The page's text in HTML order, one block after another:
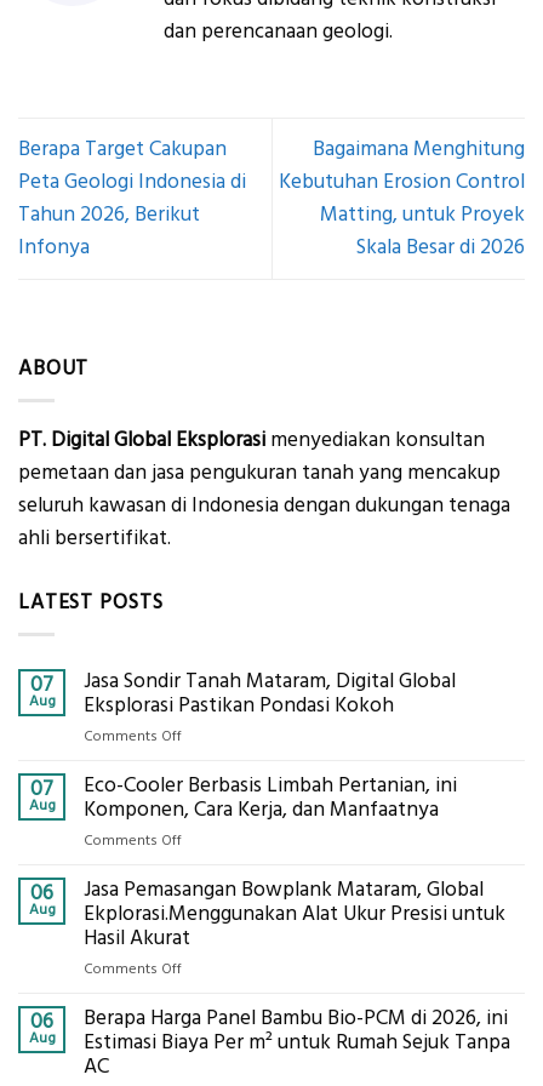
dan perencanaan geologi.
Berapa Target Cakupan
Peta Geologi Indonesia di
Tahun 2026, Berikut
Infonya
Bagaimana Menghitung
Kebutuhan Erosion Control
Matting, untuk Proyek
Skala Besar di 2026
ABOUT
PT. Digital Global Eksplorasi menyediakan konsultan
pemetaan dan jasa pengukuran tanah yang mencakup
seluruh kawasan di Indonesia dengan dukungan tenaga
ahli bersertifikat.
LATEST POSTS
07
Aug
Jasa Sondir Tanah Mataram, Digital Global
Eksplorasi Pastikan Pondasi Kokoh
Comments Offon
Sondir
Tanah
Eksplorasi
Pastikan
Pondasi
Kokoh
07
Aug
Eco-Cooler Berbasis Limbah Pertanian, ini
Komponen, Cara Kerja, dan Manfaatnya
Comments Offon
Cooler
Berbasis
Limbah
Cara
Kerja,
06
Aug
Jasa Pemasangan Bowplank Mataram, Global
Ekplorasi.Menggunakan Alat Ukur Presisi untuk
Hasil Akurat
Comments Offon
Pemasangan
Bowplank
06
Aug
Berapa Harga Panel Bambu Bio-PCM di 2026, ini
Estimasi Biaya Per m² untuk Rumah Sejuk Tanpa
AC